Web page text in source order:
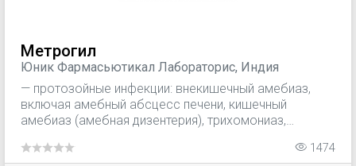
Метрогил
Юник Фармасьютикал Лабораторис, Индия
— протозойные инфекции: внекишечный амебиаз,
включая амебный абсцесс печени, кишечный
амебиаз (амебная дизентерия), трихомониаз,
лейшманиоз, трихомонадный вагинит,
1474